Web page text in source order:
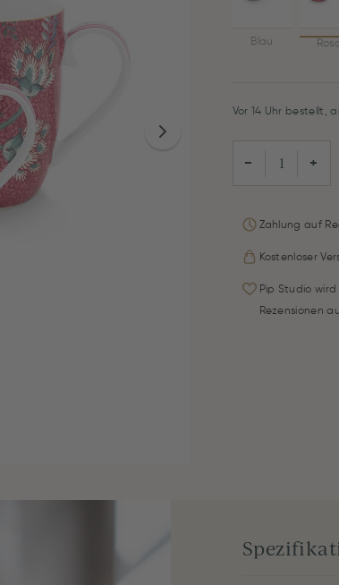
Blau
Vor 14 Uhr bestellt,
− +
Zahlung auf
Kostenloser
Pip Studio
Rezensionen